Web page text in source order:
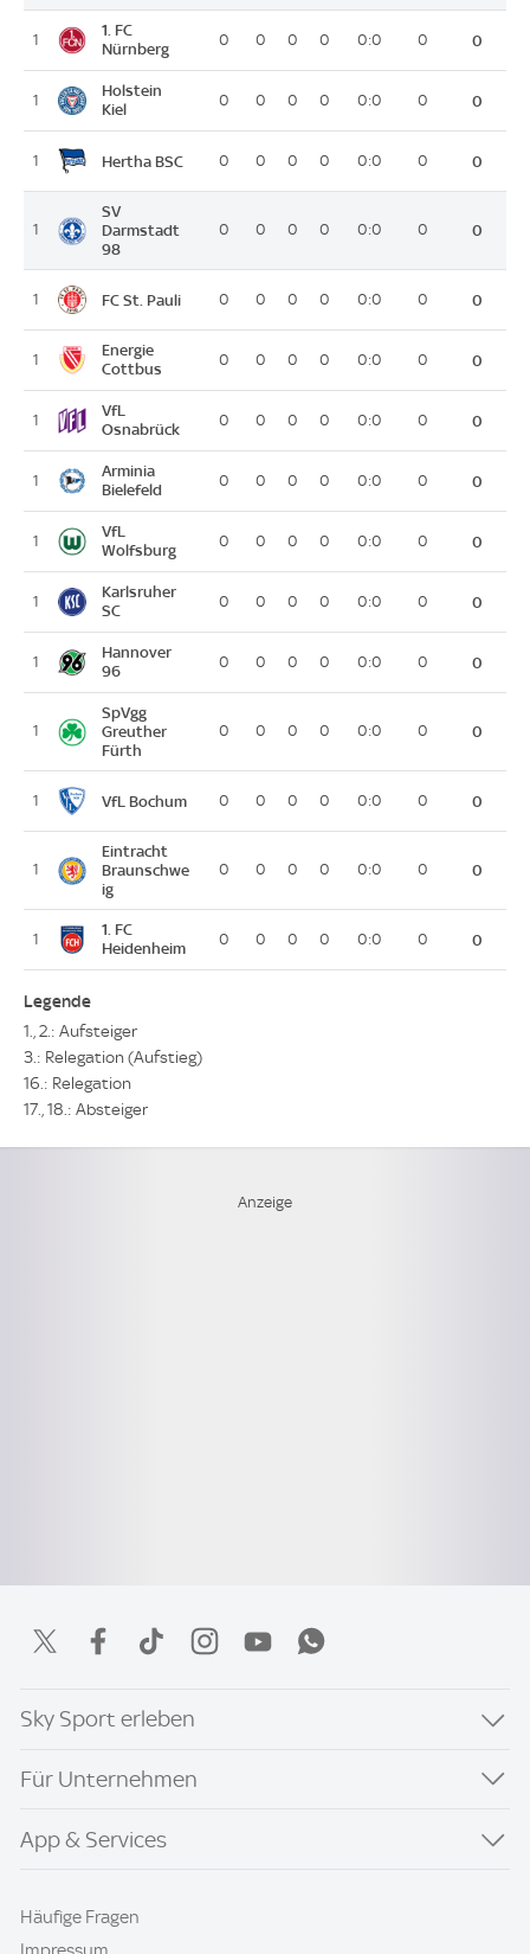
1
1. FC
Nürnberg
0 0 0 0 0:0 0 0
1
Holstein
Kiel
0 0 0 0 0:0 0 0
1 Hertha BSC 0 0 0 0 0:0 0 0
1
SV
Darmstadt
98
0 0 0 0 0:0 0 0
1 FC St. Pauli 0 0 0 0 0:0 0 0
1
Energie
Cottbus
0 0 0 0 0:0 0 0
1
VfL
Osnabrück
0 0 0 0 0:0 0 0
1
Arminia
Bielefeld
0 0 0 0 0:0 0 0
1
VfL
Wolfsburg
0 0 0 0 0:0 0 0
1
Karlsruher
SC
0 0 0 0 0:0 0 0
1
Hannover
96
0 0 0 0 0:0 0 0
1
SpVgg
Greuther
Fürth
0 0 0 0 0:0 0 0
1 VfL Bochum 0 0 0 0 0:0 0 0
1
Eintracht
Braunschwe
ig
0 0 0 0 0:0 0 0
1
1. FC
Heidenheim
0 0 0 0 0:0 0 0
Legende
1., 2.: Aufsteiger
3.: Relegation (Aufstieg)
16.: Relegation
17., 18.: Absteiger
Sky Sport erleben
Für Unternehmen
App & Services
Häufige Fragen